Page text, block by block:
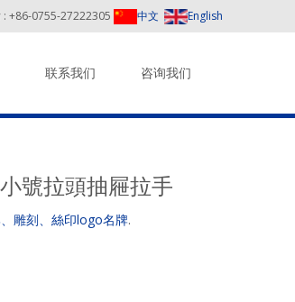
: +86-0755-27222305 中文 English
联系我们 咨询我们
號拉頭抽屜拉手
雕刻、絲印logo名牌.